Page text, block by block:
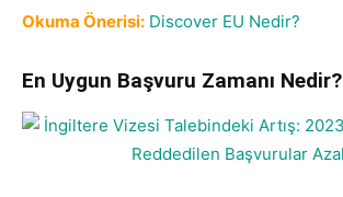
Okuma Önerisi: Discover EU Nedir?
En Uygun Başvuru Zamanı Nedir?